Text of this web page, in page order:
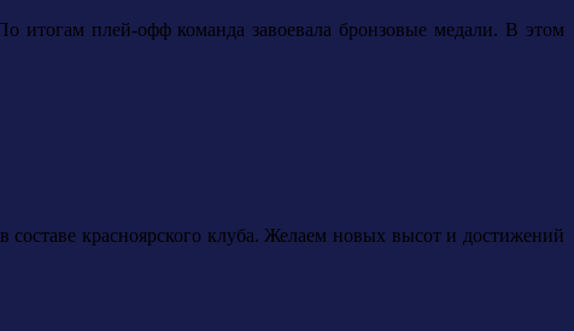
итогам плей-офф команда завоевала бронзовые медали. В этом
красноярского клуба. Желаем новых высот и достижений